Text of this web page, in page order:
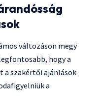
változáson megy
hogy a
a szakértői ajánlások
a